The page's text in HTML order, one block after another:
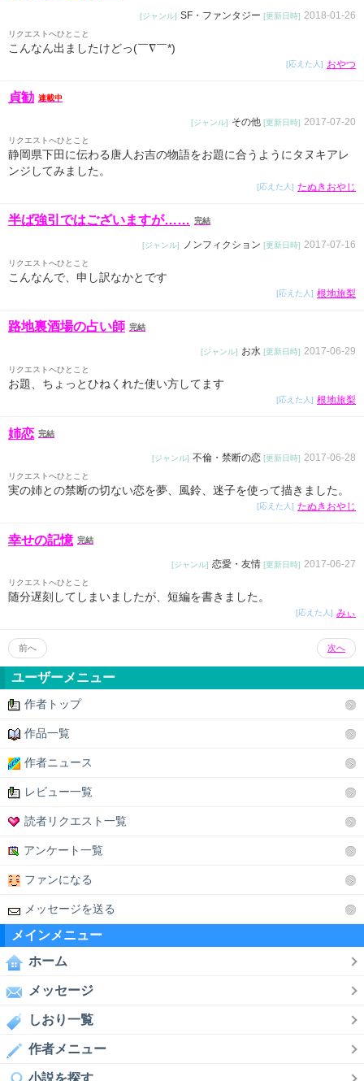
[ジャンル] SF・ファンタジー [更新日時] 2018-01-26
リクエストへひとこと
こんなん出ましたけどっ(￣∇￣*)ゞ
[応えた人] おやつ
貞勧 連載中
[ジャンル] その他 [更新日時] 2017-07-20
リクエストへひとこと
静岡県下田に伝わる唐人お吉の物語をお題に合うようにタヌキアレ
ンジしてみました。
[応えた人] たぬきおやじ
半ば強引ではございますが…… 完結
[ジャンル] ノンフィクション [更新日時] 2017-07-16
リクエストへひとこと
こんなんで、申し訳なかとです
[応えた人] 根地旅梨
路地裏酒場の占い師 完結
[ジャンル] お水 [更新日時] 2017-06-29
リクエストへひとこと
お題、ちょっとひねくれた使い方してます
[応えた人] 根地旅梨
姉恋 完結
[ジャンル] 不倫・禁断の恋 [更新日時] 2017-06-28
リクエストへひとこと
実の姉との禁断の切ない恋を夢、風鈴、迷子を使って描きました。
[応えた人] たぬきおやじ
幸せの記憶 完結
[ジャンル] 恋愛・友情 [更新日時] 2017-06-27
リクエストへひとこと
随分遅刻してしまいましたが、短編を書きました。
[応えた人] みぃ
前へ 次へ
ユーザーメニュー
作者トップ
作品一覧
作者ニュース
レビュー一覧
読者リクエスト一覧
アンケート一覧
ファンになる
メッセージを送る
メインメニュー
ホーム
メッセージ
しおり一覧
作者メニュー